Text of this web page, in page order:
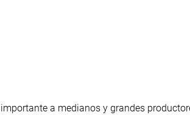
a medianos y grandes